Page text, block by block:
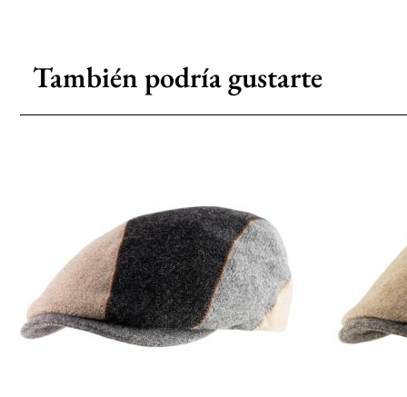
También podría gustarte